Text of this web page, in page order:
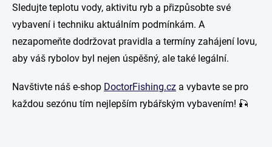
Sledujte teplotu vody, aktivitu ryb a přizpůsobte své
vybavení i techniku aktuálním podmínkám. A
nezapomeňte dodržovat pravidla a termíny zahájení lovu,
aby váš rybolov byl nejen úspěšný, ale také legální.
Navštivte náš e-shop DoctorFishing.cz a vybavte se pro
každou sezónu tím nejlepším rybářským vybavením! 🎣